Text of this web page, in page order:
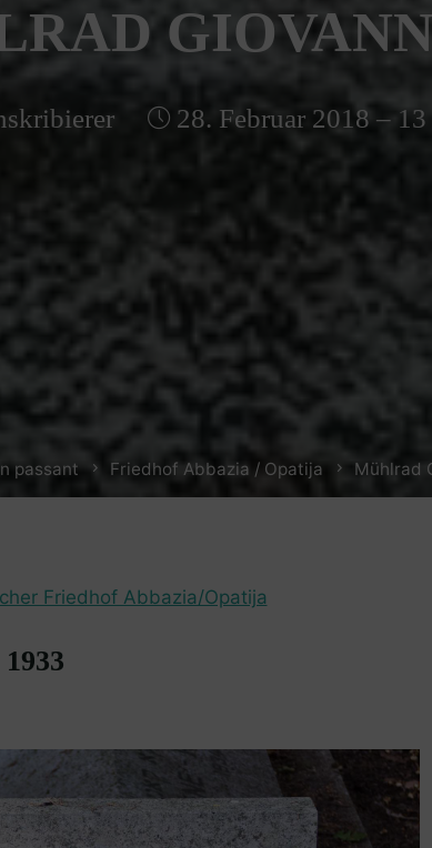
28. Februar 2018 –
passant Friedhof Abbazia / Opatija Mühlrad
Friedhof Abbazia/Opatija